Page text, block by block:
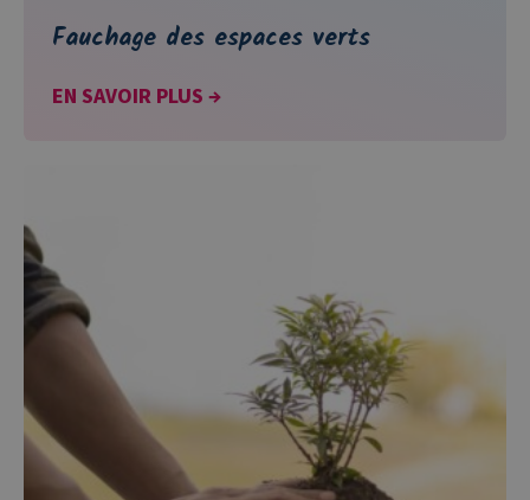
Fauchage des espaces verts
EN SAVOIR PLUS →